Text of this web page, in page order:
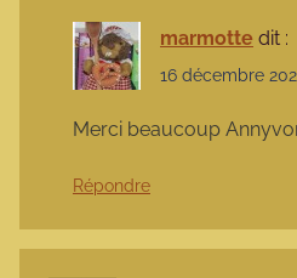
marmotte dit :
16 décembre
Merci beaucoup
Répondre